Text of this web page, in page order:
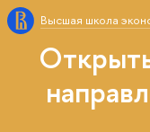
Высшая школа